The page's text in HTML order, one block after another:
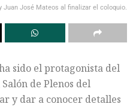
Juan José Mateos al finalizar el coloquio.
ha sido el protagonista del
de Plenos del
y dar a conocer detalles